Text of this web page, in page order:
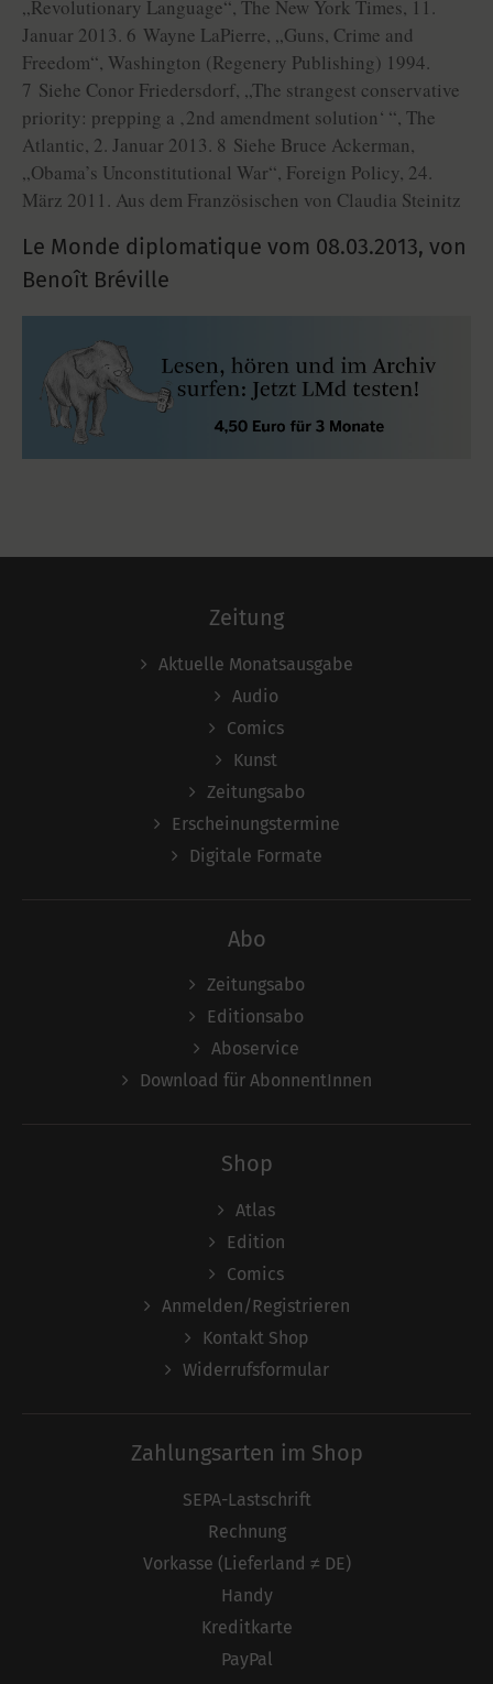
„Revolutionary Language“, The New York Times, 11.
Januar 2013. 6 Wayne LaPierre, „Guns, Crime and
Freedom“, Washington (Regenery Publishing) 1994.
7 Siehe Conor Friedersdorf, „The strangest conservative
priority: prepping a ‚2nd amendment solution‘ “, The
Atlantic, 2. Januar 2013. 8 Siehe Bruce Ackerman,
„Obama’s Unconstitutional War“, Foreign Policy, 24.
März 2011. Aus dem Französischen von Claudia Steinitz
Le Monde diplomatique vom 08.03.2013, von
Benoît Bréville
Zeitung
Aktuelle Monatsausgabe
Audio
Comics
Kunst
Zeitungsabo
Erscheinungstermine
Digitale Formate
Abo
Zeitungsabo
Editionsabo
Aboservice
Download für AbonnentInnen
Shop
Atlas
Edition
Comics
Anmelden/Registrieren
Kontakt Shop
Widerrufsformular
Zahlungsarten im Shop
SEPA-Lastschrift
Rechnung
Vorkasse (Lieferland ≠ DE)
Handy
Kreditkarte
PayPal